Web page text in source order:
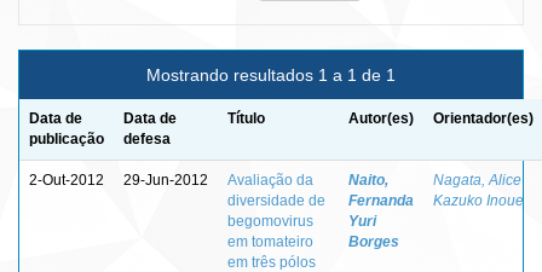
Mostrando resultados 1 a 1 de 1
Data de
publicação
Data de
defesa
Título Autor(es) Orientador(es)
2-Out-2012 29-Jun-2012
Avaliação da
diversidade de
begomovirus
em tomateiro
em três pólos
Naito,
Fernanda
Yuri
Borges
Nagata, Alice
Kazuko Inoue